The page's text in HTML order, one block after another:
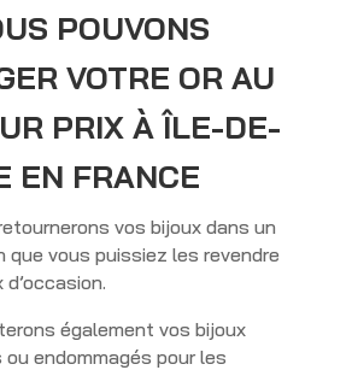
POUVONS
VOTRE OR AU
PRIX À ÎLE-DE-
EN FRANCE
vos bijoux dans un
vous puissiez les revendre
également vos bijoux
ou endommagés pour les